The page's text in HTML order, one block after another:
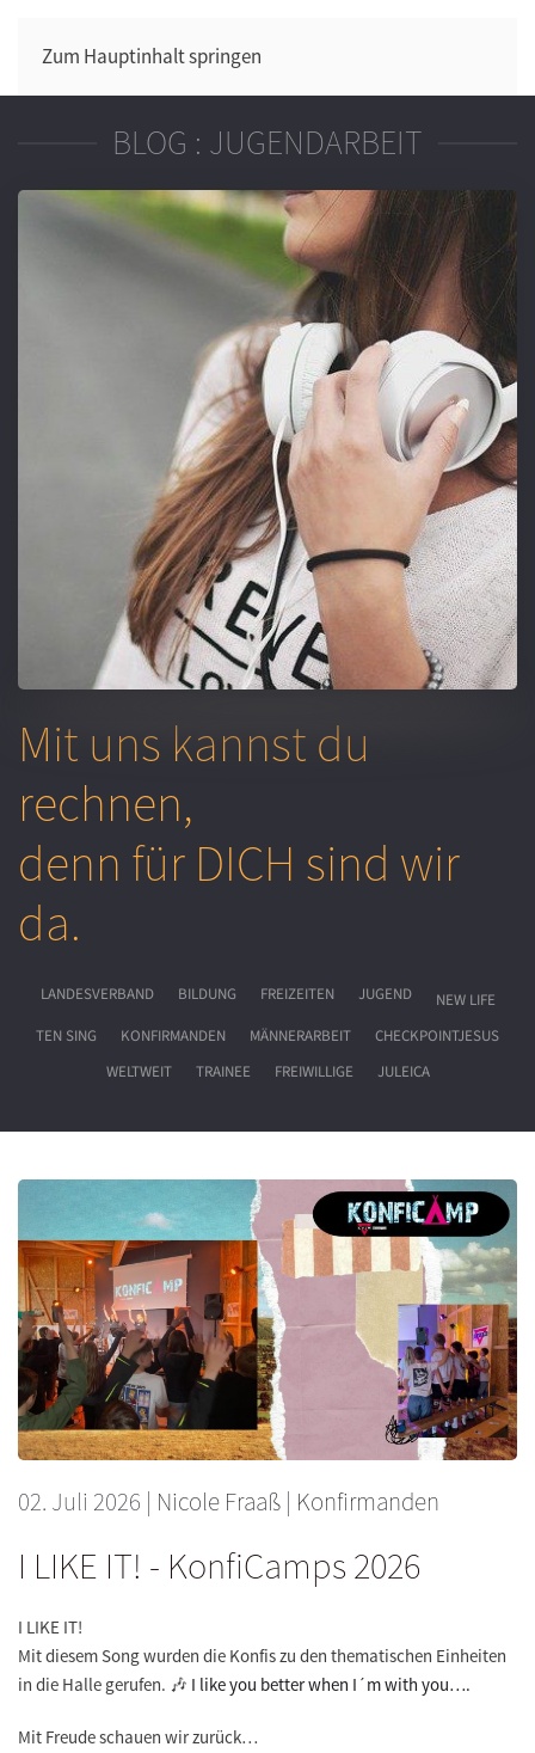
Zum Hauptinhalt springen
BLOG : JUGENDARBEIT
Mit uns kannst du
rechnen,
denn für DICH sind wir
da.
LANDESVERBAND BILDUNG FREIZEITEN JUGEND
NEW LIFE
TEN SING
KONFIRMANDEN MÄNNERARBEIT
CHECKPOINTJESUS
WELTWEIT
TRAINEE FREIWILLIGE JULEICA
02. Juli 2026 | Nicole Fraaß | Konfirmanden
I LIKE IT! - KonfiCamps 2026
I LIKE IT!
Mit diesem Song wurden die Konfis zu den thematischen Einheiten
in die Halle gerufen. 🎶 I like you better when I´m with you….
Mit Freude schauen wir zurück…